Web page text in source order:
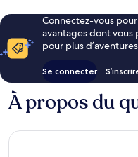
Connectez-vous
avantages dont vous
pour plus
Se connecter
À propos du